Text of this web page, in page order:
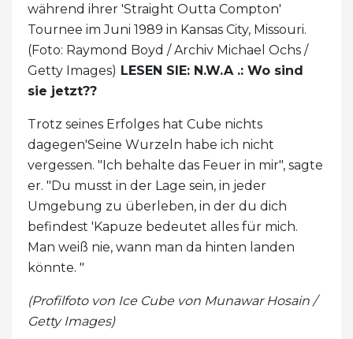
während ihrer 'Straight Outta Compton'
Tournee im Juni 1989 in Kansas City, Missouri.
(Foto: Raymond Boyd / Archiv Michael Ochs /
Getty Images) LESEN SIE: N.W.A .: Wo sind
sie jetzt??
Trotz seines Erfolges hat Cube nichts
dagegen'Seine Wurzeln habe ich nicht
vergessen. "Ich behalte das Feuer in mir", sagte
er. "Du musst in der Lage sein, in jeder
Umgebung zu überleben, in der du dich
befindest 'Kapuze bedeutet alles für mich.
Man weiß nie, wann man da hinten landen
könnte. "
(Profilfoto von Ice Cube von Munawar Hosain /
Getty Images)